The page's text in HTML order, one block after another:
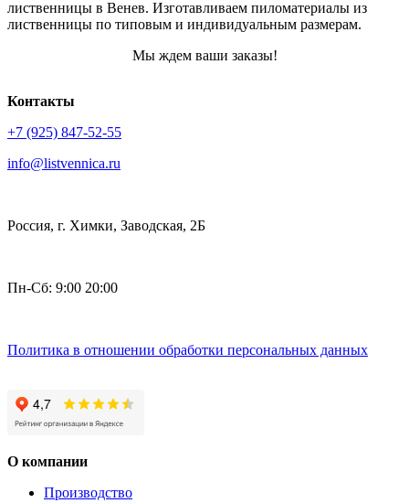
лиственницы в Венев. Изготавливаем пиломатериалы из
лиственницы по типовым и индивидуальным размерам.
Мы ждем ваши заказы!
Контакты
+7 (925) 847-52-55
info@listvennica.ru
Россия, г. Химки, Заводская, 2Б
Пн-Сб: 9:00 20:00
Политика в отношении обработки персональных данных
О компании
Производство